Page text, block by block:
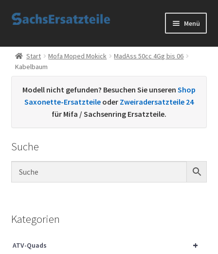
Zur
Zum
Menü
Start
AGB
Datenschutzerklärung
Kontakt
Sachs Ersatzteile
Über uns
Start Mofa Moped Mokick
MadAss 50cc 4Gg bis 06
Kabelbaum
Modell nicht gefunden? Besuchen Sie unseren Shop
Saxonette-Ersatzteile oder Zweiradersatzteile 24
für Mifa / Sachsenring Ersatzteile.
Suche
Kategorien
+
ATV-Quads